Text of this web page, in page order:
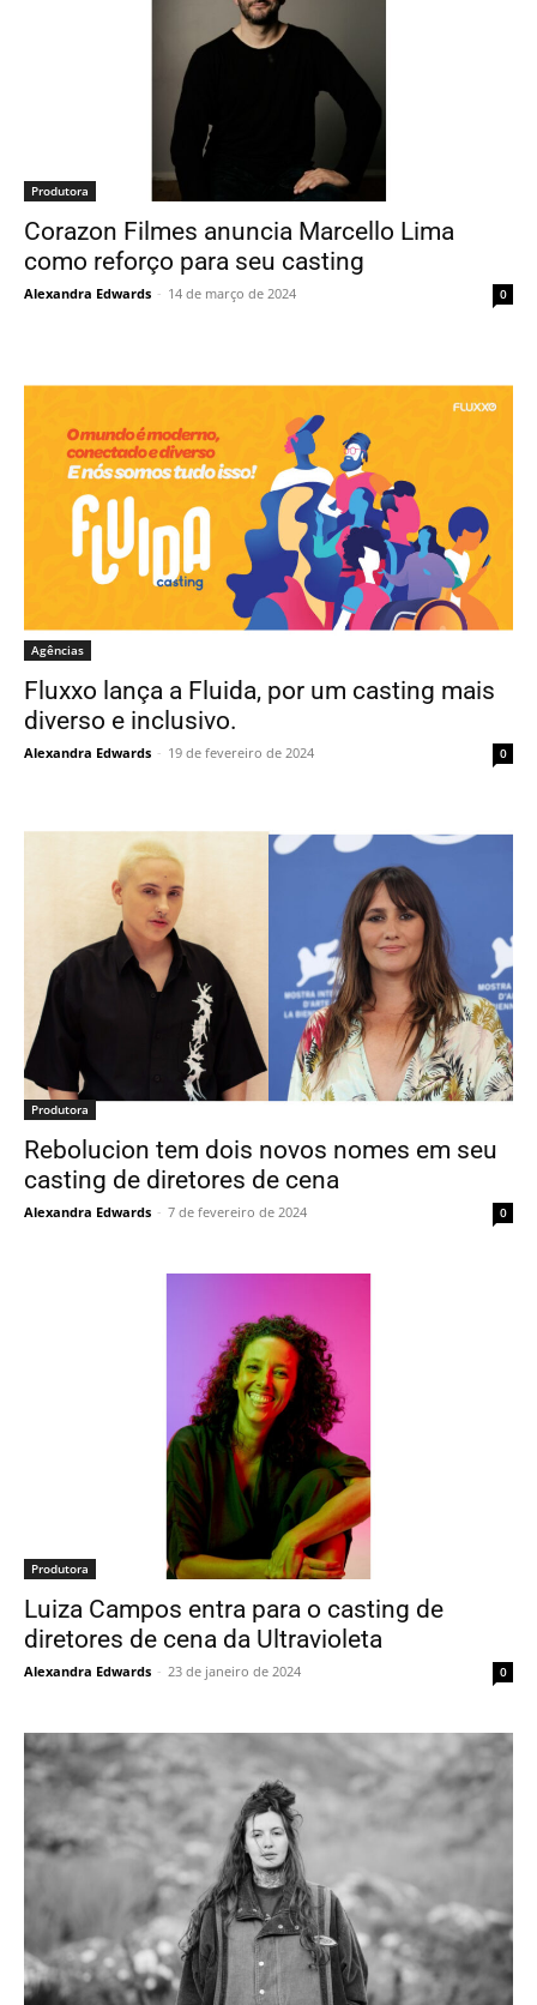
Produtora
Corazon Filmes anuncia Marcello Lima
como reforço para seu casting
Alexandra Edwards - 14 de março de 2024 0
Agências
Fluxxo lança a Fluida, por um casting mais
diverso e inclusivo.
Alexandra Edwards - 19 de fevereiro de 2024 0
Produtora
Rebolucion tem dois novos nomes em seu
casting de diretores de cena
Alexandra Edwards - 7 de fevereiro de 2024 0
Produtora
Luiza Campos entra para o casting de
diretores de cena da Ultravioleta
Alexandra Edwards - 23 de janeiro de 2024 0